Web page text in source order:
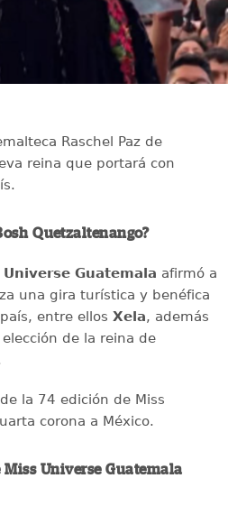
Raschel Paz de
reina que portará con
Quetzaltenango?
Universe Guatemala afirmó a
una gira turística y benéfica
entre ellos Xela, además
de la reina de
la 74 edición de Miss
corona a México.
Universe Guatemala